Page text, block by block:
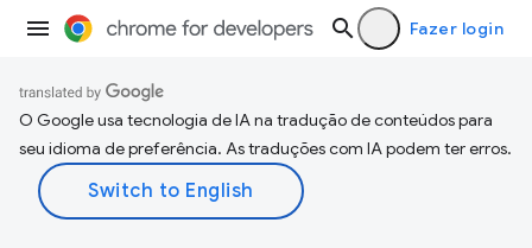
Fazer login
O Google usa tecnologia de IA na tradução de conteúdos para
seu idioma de preferência. As traduções com IA podem ter erros.